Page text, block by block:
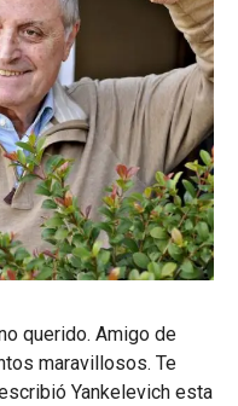
querido. Amigo de
maravillosos. Te
Yankelevich esta